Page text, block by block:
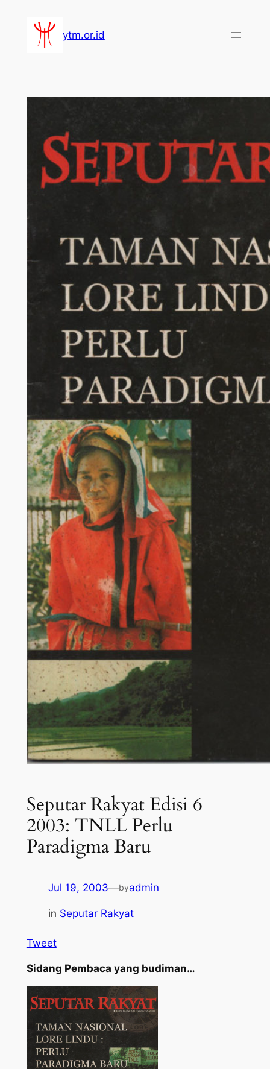
konten
ytm.or.id
Seputar Rakyat Edisi 6
2003: TNLL Perlu
Paradigma Baru
Jul 19, 2003—byadmin
in Seputar Rakyat
Tweet
Sidang Pembaca yang budiman…